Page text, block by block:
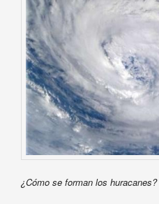
¿Cómo se forman los huracanes?